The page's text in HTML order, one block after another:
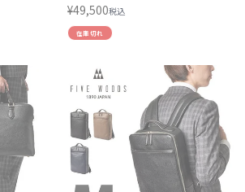
¥49,500税込
在庫切れ